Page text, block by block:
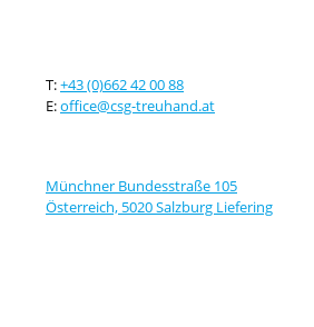
T:+43 (0)662 42 00 88
E:office@csg-treuhand.at
Münchner Bundesstraße 105
Österreich, 5020 Salzburg Liefering